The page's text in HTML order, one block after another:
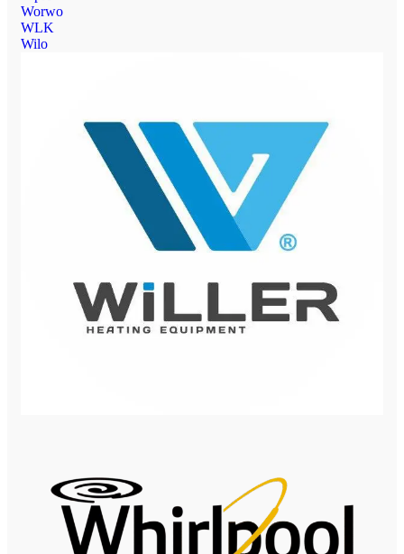
Worwo
WLK
Wilo